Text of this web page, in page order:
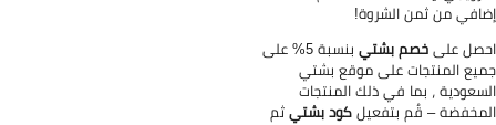
من ثمن الشروة!
علىخصم بشتي بنسبة 5% على
المنتجات على موقع بشتي
، بما في ذلك المنتجات
– قُم بتفعيلكود بشتيثم